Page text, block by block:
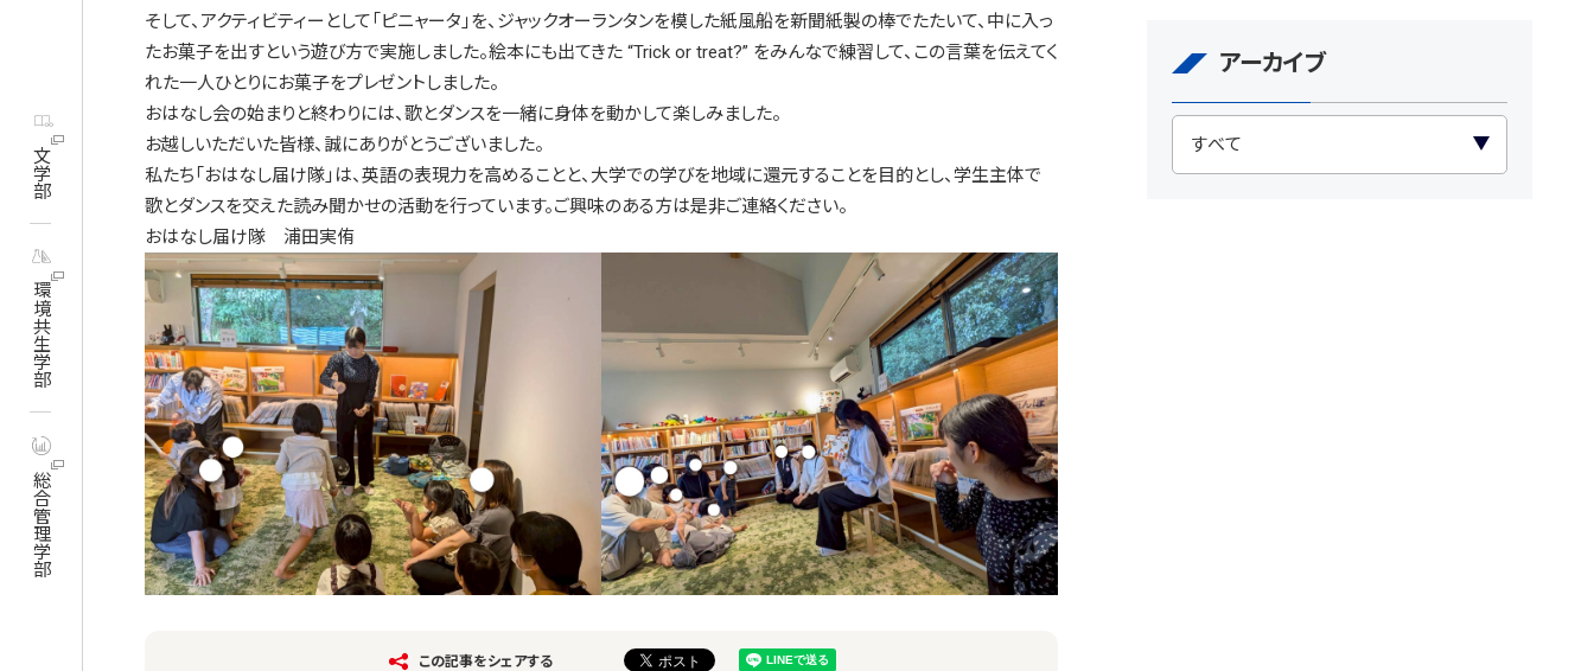
文学部
環境共生学部
総合管理学部
そして、アクティビティーとして「ピニャータ」を、ジャックオーランタンを模した紙風船を新聞紙製の棒でたたいて、中に入っ
たお菓子を出すという遊び方で実施しました。絵本にも出てきた “Trick or treat?” をみんなで練習して、この言葉を伝えてく
れた一人ひとりにお菓子をプレゼントしました。
おはなし会の始まりと終わりには、歌とダンスを一緒に身体を動かして楽しみました。
お越しいただいた皆様、誠にありがとうございました。
私たち「おはなし届け隊」は、英語の表現力を高めることと、大学での学びを地域に還元することを目的とし、学生主体で
歌とダンスを交えた読み聞かせの活動を行っています。ご興味のある方は是非ご連絡ください。
おはなし届け隊 浦田実侑
この記事をシェアする
アーカイブ